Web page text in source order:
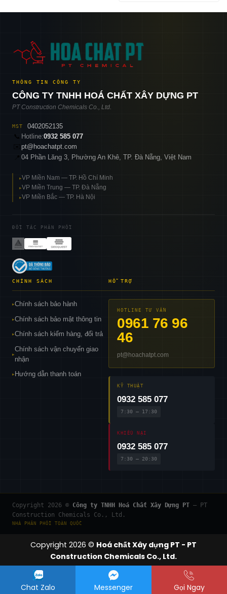
xây dựng
THÔNG TIN CÔNG TY
CÔNG TY TNHH HOÁ CHẤT XÂY DỰNG PT
PT Construction Chemicals Co., Ltd.
MST
0402052135
📞 Hotline:0932 585 077
pt@hoachatpt.com
04 Phần Lăng 3, Phường An Khê, TP. Đà Nẵng, Việt Nam
▸VP Miền Nam — TP. Hồ Chí Minh
▸VP Miền Trung — TP. Đà Nẵng
▸VP Miền Bắc — TP. Hà Nội
ĐỐI TÁC PHÂN PHỐI
CHÍNH SÁCH
▸Chính sách bảo hành
▸Chính sách bảo mật thông tin
▸Chính sách kiểm hàng, đổi trả
▸
Chính sách vận chuyển giao
nhận
▸ Hướng dẫn thanh toán
HỖ TRỢ
HOTLINE TƯ VẤN
0961 76 96
46
pt@hoachatpt.com
KỸ THUẬT
0932 585 077
7:30 – 17:30
KHIẾU NẠI
0932 585 077
7:30 – 20:30
Copyright 2026 © Công ty TNHH Hoá Chất Xây Dựng PT — PT
Construction Chemicals Co., Ltd.
NHÀ PHÂN PHỐI TOÀN QUỐC
Copyright 2026 © Hoá chất Xây dựng PT - PT
Construction Chemicals Co., Ltd.
Chat Zalo Messenger Gọi Ngay